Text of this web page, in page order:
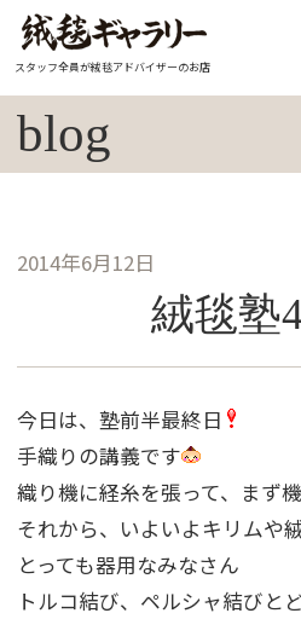
スタッフ全員が絨毯アドバイザーのお店
blog
2014年6月12日
絨毯塾
今日は、塾前半最終日
手織りの講義です
織り機に経糸を張って、まず
それから、いよいよキリムや
とっても器用なみなさん
トルコ結び、ペルシャ結びと